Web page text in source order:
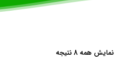
نمایش همه 8 نتیجه